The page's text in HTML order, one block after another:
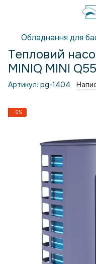
Обладнання для
Тепловий
MINIQ MINI Q55
Артикул: pg-1404
−5%